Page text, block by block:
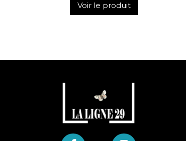
Voir le produit